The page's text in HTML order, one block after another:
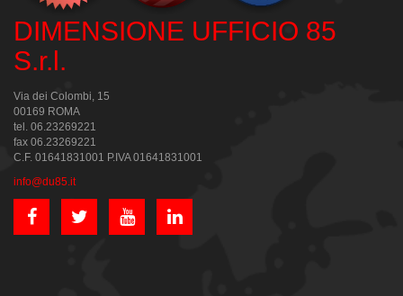
DIMENSIONE UFFICIO 85
S.r.l.
Via dei Colombi, 15
00169 ROMA
tel. 06.23269221
fax 06.23269221
C.F. 01641831001 P.IVA 01641831001
info@du85.it